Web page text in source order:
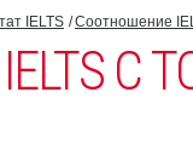
IELTS Соотношение
С